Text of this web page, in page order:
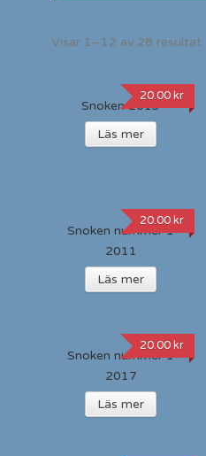
Visar 1–12 av 28 resultat
Snoken 2013
20.00 kr
Läs mer
Snoken nummer 1
2011
20.00 kr
Läs mer
Snoken nummer 1
2017
20.00 kr
Läs mer